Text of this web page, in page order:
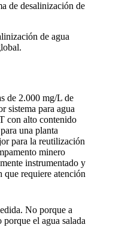
de desalinización de
de agua
de 2.000 mg/L de
sistema para agua
con alto contenido
una planta
para la reutilización
minero
instrumentado y
que requiere atención
No porque a
el agua salada